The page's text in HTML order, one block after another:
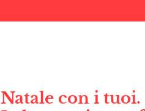
Natale con i tuoi.